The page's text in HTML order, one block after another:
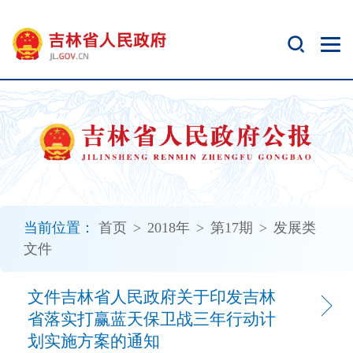
当前位置： 首页 > 2018年 > 第17期 > 发展类
文件
文件吉林省人民政府关于印发吉林
省落实打赢蓝天保卫战三年行动计
划实施方案的通知
开
无
障
碍
说
明